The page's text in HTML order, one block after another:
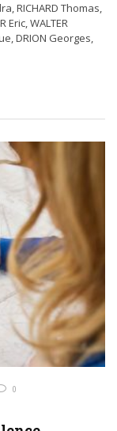
RICHARD Thomas,
Eric, WALTER
DRION Georges,
0